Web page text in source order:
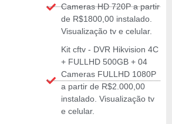
Cameras HD 720P a partir
de R$1800,00 instalado.
Visualização tv e celular.
Kit cftv - DVR Hikvision 4C
+ FULLHD 500GB + 04
Cameras FULLHD 1080P
a partir de R$2.000,00
instalado. Visualização tv
e celular.